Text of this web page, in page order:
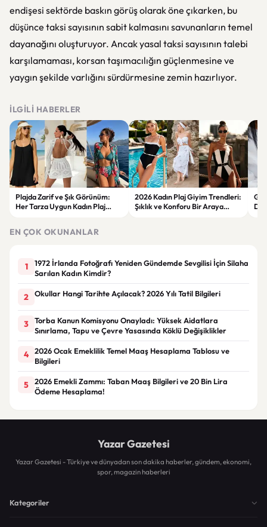
endişesi sektörde baskın görüş olarak öne çıkarken, bu
düşünce taksi sayısının sabit kalmasını savunanların temel
dayanağını oluşturuyor. Ancak yasal taksi sayısının talebi
karşılamaması, korsan taşımacılığın güçlenmesine ve
yaygın şekilde varlığını sürdürmesine zemin hazırlıyor.
İLGILI HABERLER
Plajda Zarif ve Şık Görünüm:
Her Tarza Uygun Kadın Plaj
2026 Kadın Plaj Giyim Trendleri:
Şıklık ve Konforu Bir Araya
EN ÇOK OKUNANLAR
1
1972 İrlanda Fotoğrafı Yeniden Gündemde Sevgilisi İçin Silaha
Sarılan Kadın Kimdir?
2 Okullar Hangi Tarihte Açılacak? 2026 Yılı Tatil Bilgileri
3
Torba Kanun Komisyonu Onayladı: Yüksek Aidatlara
Sınırlama, Tapu ve Çevre Yasasında Köklü Değişiklikler
4
2026 Ocak Emeklilik Temel Maaş Hesaplama Tablosu ve
Bilgileri
5
2026 Emekli Zammı: Taban Maaş Bilgileri ve 20 Bin Lira
Ödeme Hesaplama!
Yazar Gazetesi
Yazar Gazetesi - Türkiye ve dünyadan son dakika haberler, gündem, ekonomi,
spor, magazin haberleri
Kategoriler